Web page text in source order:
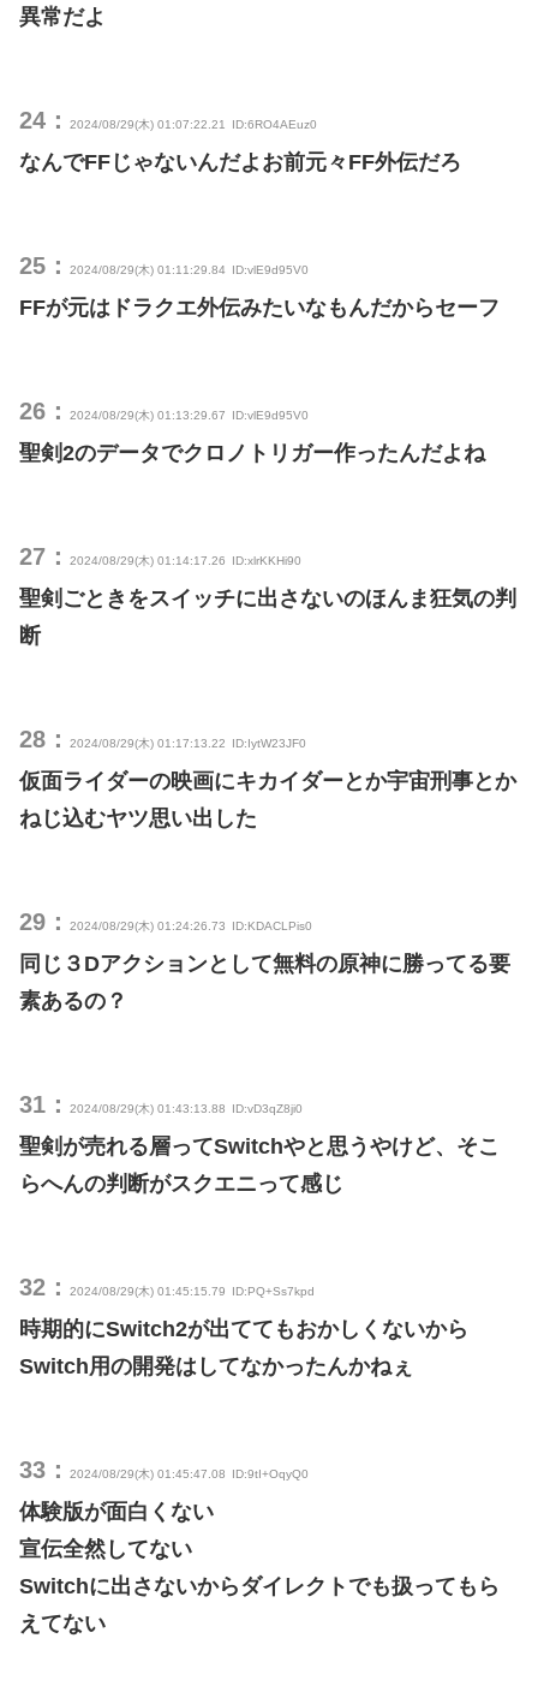
異常だよ
24： 2024/08/29(木) 01:07:22.21 ID:6RO4AEuz0
なんでFFじゃないんだよお前元々FF外伝だろ
25： 2024/08/29(木) 01:11:29.84 ID:vlE9d95V0
FFが元はドラクエ外伝みたいなもんだからセーフ
26： 2024/08/29(木) 01:13:29.67 ID:vlE9d95V0
聖剣2のデータでクロノトリガー作ったんだよね
27： 2024/08/29(木) 01:14:17.26 ID:xlrKKHi90
聖剣ごときをスイッチに出さないのほんま狂気の判
断
28： 2024/08/29(木) 01:17:13.22 ID:IytW23JF0
仮面ライダーの映画にキカイダーとか宇宙刑事とか
ねじ込むヤツ思い出した
29： 2024/08/29(木) 01:24:26.73 ID:KDACLPis0
同じ３Dアクションとして無料の原神に勝ってる要
素あるの？
31： 2024/08/29(木) 01:43:13.88 ID:vD3qZ8ji0
聖剣が売れる層ってSwitchやと思うやけど、そこ
らへんの判断がスクエニって感じ
32： 2024/08/29(木) 01:45:15.79 ID:PQ+Ss7kpd
時期的にSwitch2が出ててもおかしくないから
Switch用の開発はしてなかったんかねぇ
33： 2024/08/29(木) 01:45:47.08 ID:9tI+OqyQ0
体験版が面白くない
宣伝全然してない
Switchに出さないからダイレクトでも扱ってもら
えてない